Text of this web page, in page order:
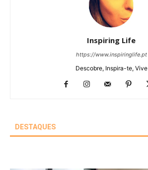
Inspiring Life
https://www.inspiringlife.pt
Descobre, Inspira-te, Vive
DESTAQUES